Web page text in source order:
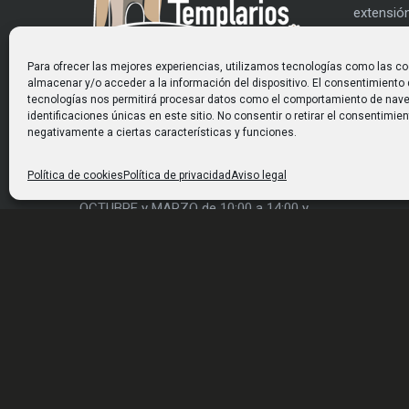
Para ofrecer las mejores experiencias, utilizamos tecnologías como las
almacenar y/o acceder a la información del dispositivo. El consentimiento
tecnologías nos permitirá procesar datos como el comportamiento de
identificaciones únicas en este sitio. No consentir o retirar el
negativamente a ciertas características y funciones.
Política de cookies Política de privacidadAviso legal
HORARIO
De NOVIEMBRE a FEBRERO de 10:00 a
14:00 y de 16:00 a 18:00 h.
14:00 y de 16:30 a 20:30 h.
OCTUBRE y MARZO de 10:00 a 14:00 y
gran
utilizar